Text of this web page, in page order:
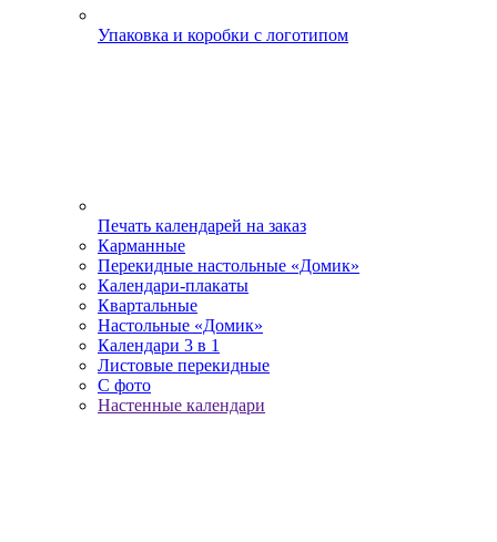
Упаковка и коробки с логотипом
Печать календарей на заказ
Карманные
Перекидные настольные «Домик»
Календари-плакаты
Квартальные
Настольные «Домик»
Календари 3 в 1
Листовые перекидные
С фото
Настенные календари